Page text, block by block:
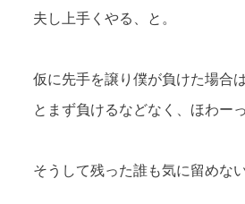
夫し上手くやる、と。
仮に先手を譲り僕が負けた場合
とまず負けるなどなく、ほわー
そうして残った誰も気に留めな